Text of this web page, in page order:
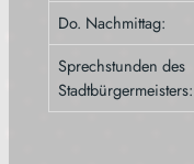
Do. Nachmittag:
Sprechstunden des
Stadtbürgermeisters: